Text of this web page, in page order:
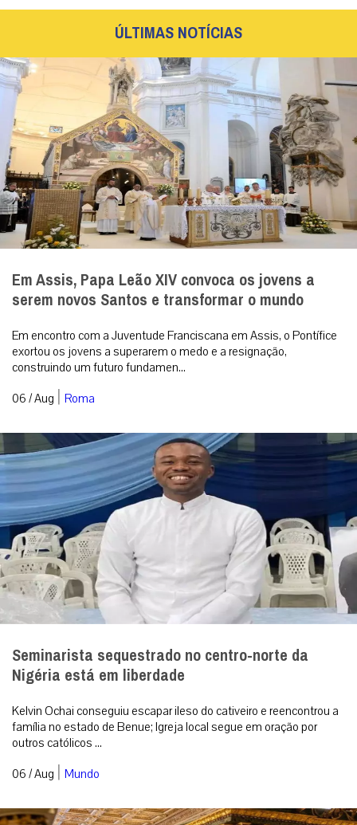
ÚLTIMAS NOTÍCIAS
Em Assis, Papa Leão XIV convoca os jovens a
serem novos Santos e transformar o mundo
Em encontro com a Juventude Franciscana em Assis, o Pontífice
exortou os jovens a superarem o medo e a resignação,
construindo um futuro fundamen...
06 / Aug | Roma
Seminarista sequestrado no centro-norte da
Nigéria está em liberdade
Kelvin Ochai conseguiu escapar ileso do cativeiro e reencontrou a
família no estado de Benue; Igreja local segue em oração por
outros católicos ...
06 / Aug | Mundo